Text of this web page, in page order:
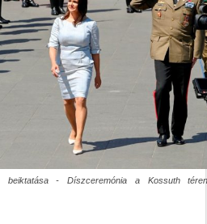
beiktatása - Díszceremónia a Kossuth